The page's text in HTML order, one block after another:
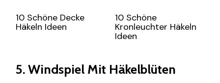
10 Schöne Decke
Häkeln Ideen
10 Schöne
Kronleuchter Häkeln
Ideen
5. Windspiel Mit Häkelblüten